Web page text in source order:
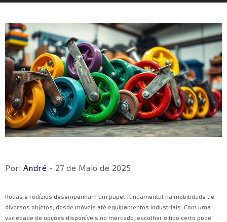
Por: André - 27 de Maio de 2025
Rodas e rodízios desempenham um papel fundamental na mobilidade de
diversos objetos, desde móveis até equipamentos industriais. Com uma
variedade de opções disponíveis no mercado, escolher o tipo certo pode